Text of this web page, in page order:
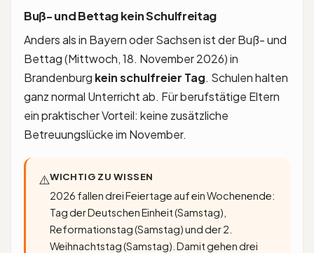
Buß- und Bettag kein Schulfreitag
Anders als in Bayern oder Sachsen ist der Buß- und
Bettag (Mittwoch, 18. November 2026) in
Brandenburg kein schulfreier Tag. Schulen halten
ganz normal Unterricht ab. Für berufstätige Eltern
ein praktischer Vorteil: keine zusätzliche
Betreuungslücke im November.
⚠️WICHTIG ZU WISSEN
2026 fallen drei Feiertage auf ein Wochenende:
Tag der Deutschen Einheit (Samstag),
Reformationstag (Samstag) und der 2.
Weihnachtstag (Samstag). Damit gehen drei